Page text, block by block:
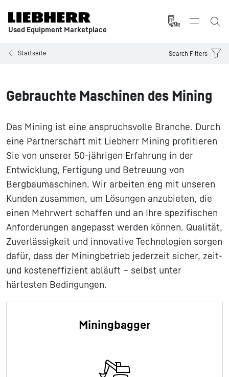
Used Equipment Marketplace
Startseite Search Filters
Gebrauchte Maschinen des Mining
Das Mining ist eine anspruchsvolle Branche. Durch
eine Partnerschaft mit Liebherr Mining profitieren
Sie von unserer 50-jährigen Erfahrung in der
Entwicklung, Fertigung und Betreuung von
Bergbaumaschinen. Wir arbeiten eng mit unseren
Kunden zusammen, um Lösungen anzubieten, die
einen Mehrwert schaffen und an Ihre spezifischen
Anforderungen angepasst werden können. Qualität,
Zuverlässigkeit und innovative Technologien sorgen
dafür, dass der Miningbetrieb jederzeit sicher, zeit-
und kosteneffizient abläuft – selbst unter
härtesten Bedingungen.
Miningbagger